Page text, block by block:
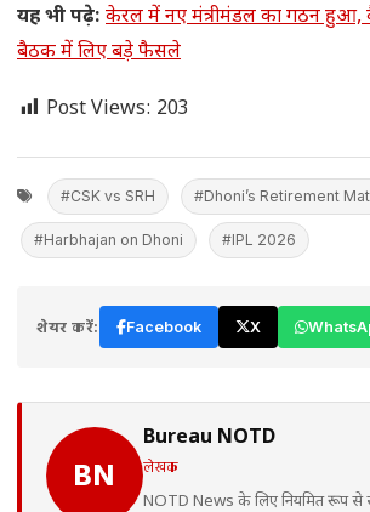
यह भी पढ़े: केरल में नए मंत्रीमंडल का गठन हुआ,
बैठक में लिए बड़े फैसले
Post Views: 203
#CSK vs SRH #Dhoni’s Retirement
#Harbhajan on Dhoni #IPL 2026
शेयर करें: Facebook X
BN
Bureau NOTD
लेखक
NOTD News के लिए नियमित रूप से